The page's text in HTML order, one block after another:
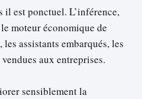
il est ponctuel. L’inférence,
moteur économique de
, les assistants embarqués, les
aux entreprises.
sensiblement la